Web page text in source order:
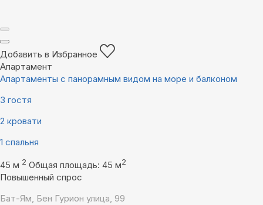
Добавить в Избранное
Апартамент
Апартаменты с панорамным видом на море и балконом
3 гостя
2 кровати
1 спальня
45 м 2 Общая площадь: 45 м2
Повышенный спрос
Бат-Ям, Бен Гурион улица, 99